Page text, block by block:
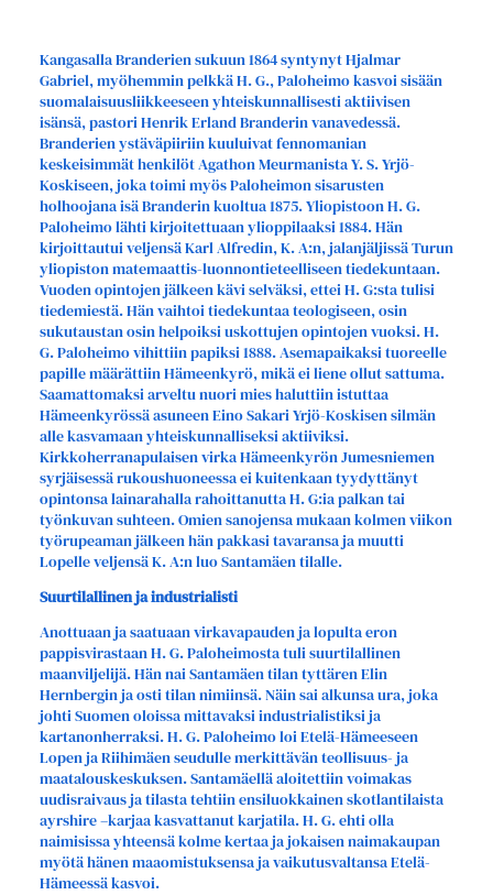
Kangasalla Branderien sukuun 1864 syntynyt Hjalmar
Gabriel, myöhemmin pelkkä H. G., Paloheimo kasvoi sisään
suomalaisuusliikkeeseen yhteiskunnallisesti aktiivisen
isänsä, pastori Henrik Erland Branderin vanavedessä.
Branderien ystäväpiiriin kuuluivat fennomanian
keskeisimmät henkilöt Agathon Meurmanista Y. S. Yrjö-
Koskiseen, joka toimi myös Paloheimon sisarusten
holhoojana isä Branderin kuoltua 1875. Yliopistoon H. G.
Paloheimo lähti kirjoitettuaan ylioppilaaksi 1884. Hän
kirjoittautui veljensä Karl Alfredin, K. A:n, jalanjäljissä Turun
yliopiston matemaattis-luonnontieteelliseen tiedekuntaan.
Vuoden opintojen jälkeen kävi selväksi, ettei H. G:sta tulisi
tiedemiestä. Hän vaihtoi tiedekuntaa teologiseen, osin
sukutaustan osin helpoiksi uskottujen opintojen vuoksi. H.
G. Paloheimo vihittiin papiksi 1888. Asemapaikaksi tuoreelle
papille määrättiin Hämeenkyrö, mikä ei liene ollut sattuma.
Saamattomaksi arveltu nuori mies haluttiin istuttaa
Hämeenkyrössä asuneen Eino Sakari Yrjö-Koskisen silmän
alle kasvamaan yhteiskunnalliseksi aktiiviksi.
Kirkkoherranapulaisen virka Hämeenkyrön Jumesniemen
syrjäisessä rukoushuoneessa ei kuitenkaan tyydyttänyt
opintonsa lainarahalla rahoittanutta H. G:ia palkan tai
työnkuvan suhteen. Omien sanojensa mukaan kolmen viikon
työrupeaman jälkeen hän pakkasi tavaransa ja muutti
Lopelle veljensä K. A:n luo Santamäen tilalle.
Suurtilallinen ja industrialisti
Anottuaan ja saatuaan virkavapauden ja lopulta eron
pappisvirastaan H. G. Paloheimosta tuli suurtilallinen
maanviljelijä. Hän nai Santamäen tilan tyttären Elin
Hernbergin ja osti tilan nimiinsä. Näin sai alkunsa ura, joka
johti Suomen oloissa mittavaksi industrialistiksi ja
kartanonherraksi. H. G. Paloheimo loi Etelä-Hämeeseen
Lopen ja Riihimäen seudulle merkittävän teollisuus- ja
maatalouskeskuksen. Santamäellä aloitettiin voimakas
uudisraivaus ja tilasta tehtiin ensiluokkainen skotlantilaista
ayrshire –karjaa kasvattanut karjatila. H. G. ehti olla
naimisissa yhteensä kolme kertaa ja jokaisen naimakaupan
myötä hänen maaomistuksensa ja vaikutusvaltansa Etelä-
Hämeessä kasvoi.